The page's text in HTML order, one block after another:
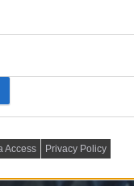
Access Privacy Policy